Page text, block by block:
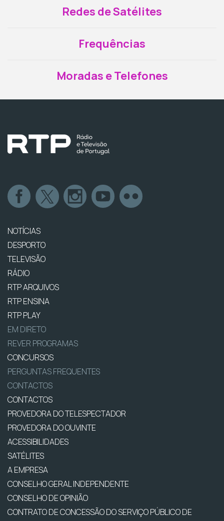
Redes de Satélites
Frequências
Moradas e Telefones
NOTÍCIAS
DESPORTO
TELEVISÃO
RÁDIO
RTP ARQUIVOS
RTP ENSINA
RTP PLAY
EM DIRETO
REVER PROGRAMAS
CONCURSOS
PERGUNTAS FREQUENTES
CONTACTOS
CONTACTOS
PROVEDORA DO TELESPECTADOR
PROVEDORA DO OUVINTE
ACESSIBILIDADES
SATÉLITES
A EMPRESA
CONSELHO GERAL INDEPENDENTE
CONSELHO DE OPINIÃO
CONTRATO DE CONCESSÃO DO SERVIÇO PÚBLICO DE